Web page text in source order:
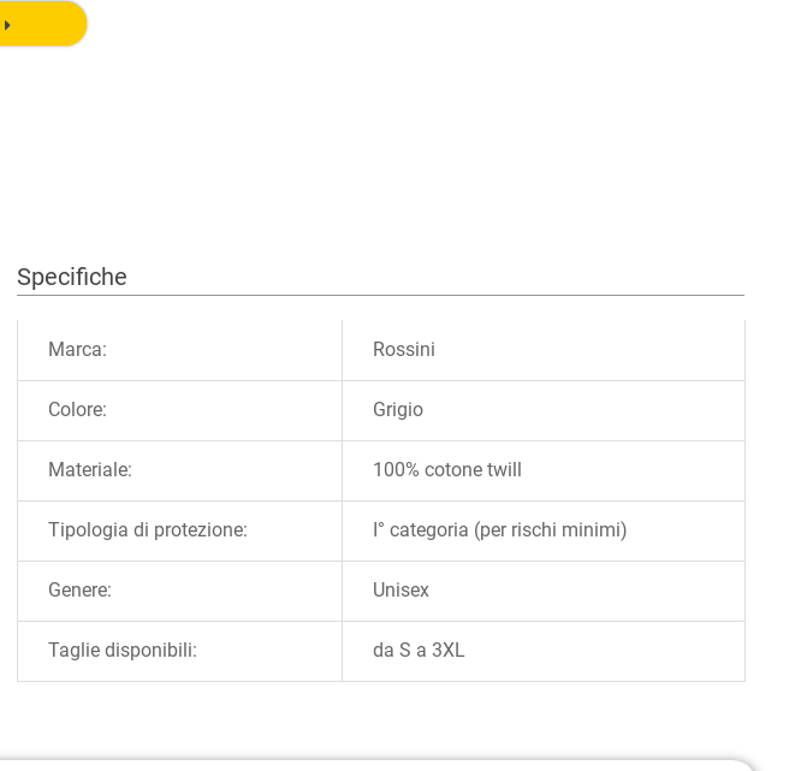
Specifiche
Marca: Rossini
Colore: Grigio
Materiale: 100% cotone twill
Tipologia di protezione: I° categoria (per rischi minimi)
Genere: Unisex
Taglie disponibili: da S a 3XL